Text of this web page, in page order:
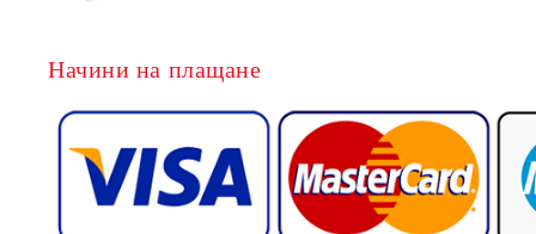
Начини на плащане